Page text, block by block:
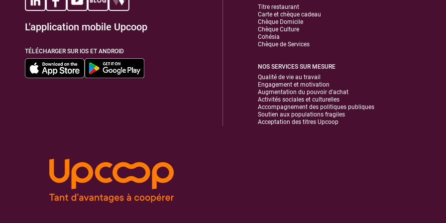
L'application mobile Upcoop
TÉLÉCHARGER SUR IOS ET ANDROID
Titre restaurant
Carte et chèque cadeau
Chèque Domicile
Chèque Culture
Cohésia
Chèque de Services
NOS SERVICES SUR MESURE
Qualité de vie au travail
Engagement et motivation
Augmentation du pouvoir d'achat
Activités sociales et culturelles
Accompagnement des politiques publiques
Soutien aux populations fragiles
Acceptation des titres Upcoop